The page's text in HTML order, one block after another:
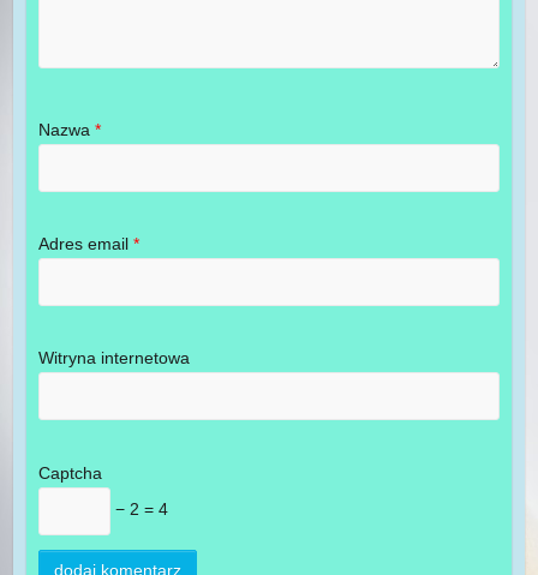
Nazwa *
Adres email *
Witryna internetowa
Captcha
− 2 = 4